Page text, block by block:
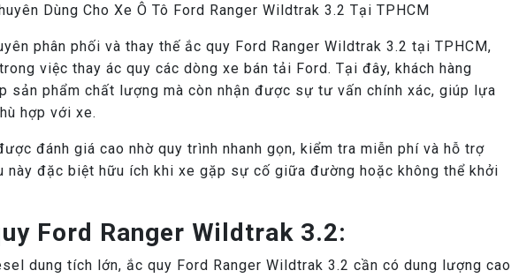
Dùng Cho Xe Ô Tô Ford Ranger Wildtrak 3.2 Tại TPHCM
phân phối và thay thế ắc quy Ford Ranger Wildtrak 3.2 tại TPHCM,
việc thay ác quy các dòng xe bán tải Ford. Tại đây, khách hàng
sản phẩm chất lượng mà còn nhận được sự tư vấn chính xác, giúp lựa
hợp với xe.
đánh giá cao nhờ quy trình nhanh gọn, kiểm tra miễn phí và hỗ trợ
này đặc biệt hữu ích khi xe gặp sự cố giữa đường hoặc không thể khởi
Ford Ranger Wildtrak 3.2:
dung tích lớn, ắc quy Ford Ranger Wildtrak 3.2 cần có dung lượng cao